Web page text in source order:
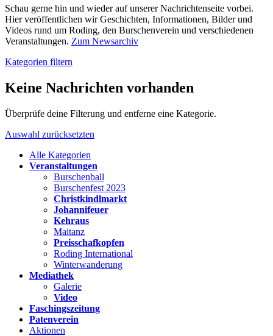
Schau gerne hin und wieder auf unserer Nachrichtenseite vorbei.
Hier veröffentlichen wir Geschichten, Informationen, Bilder und
Videos rund um Roding, den Burschenverein und verschiedenen
Veranstaltungen. Zum Newsarchiv
Kategorien filtern
Keine Nachrichten vorhanden
Überprüfe deine Filterung und entferne eine Kategorie.
Auswahl zurücksetzten
Alle Kategorien
Veranstaltungen
Burschenball
Burschenfest 2023
Christkindlmarkt
Johannifeuer
Kehraus
Maitanz
Preisschafkopfen
Roding International
Winterwanderung
Mediathek
Galerie
Video
Faschingszeitung
Patenverein
Aktionen